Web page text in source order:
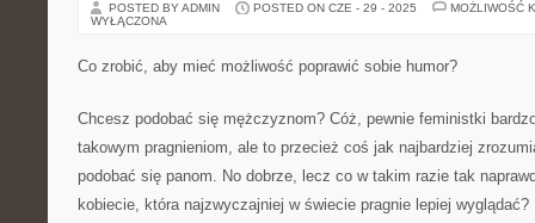
POSTED BY ADMIN POSTED ON CZE - 29 - 2025
MOŻLIWOŚĆ
WYŁĄCZONA
Co zrobić, aby mieć możliwość poprawić sobie humor?
Chcesz podobać się mężczyznom? Cóż, pewnie feministki
takowym pragnieniom, ale to przecież coś jak najbardziej
podobać się panom. No dobrze, lecz co w takim razie tak
kobiecie, która najzwyczajniej w świecie pragnie lepiej